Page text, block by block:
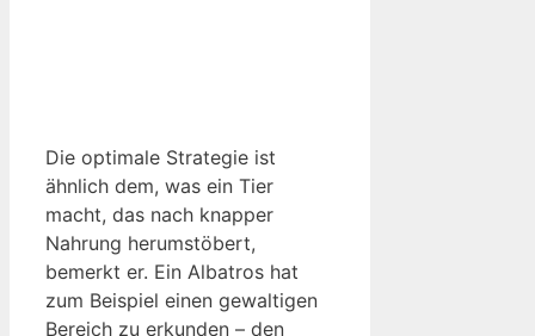
Die optimale Strategie ist
ähnlich dem, was ein Tier
macht, das nach knapper
Nahrung herumstöbert,
bemerkt er. Ein Albatros hat
zum Beispiel einen gewaltigen
Bereich zu erkunden – den